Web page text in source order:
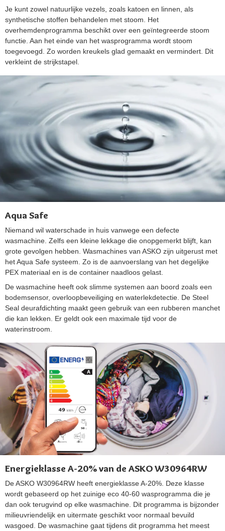
Je kunt zowel natuurlijke vezels, zoals katoen en linnen, als
synthetische stoffen behandelen met stoom. Het
overhemdenprogramma beschikt over een geïntegreerde stoom
functie. Aan het einde van het wasprogramma wordt stoom
toegevoegd. Zo worden kreukels glad gemaakt en vermindert. Dit
verkleint de strijkstapel.
Aqua Safe
Niemand wil waterschade in huis vanwege een defecte
wasmachine. Zelfs een kleine lekkage die onopgemerkt blijft, kan
grote gevolgen hebben. Wasmachines van ASKO zijn uitgerust met
het Aqua Safe systeem. Zo is de aanvoerslang van het degelijke
PEX materiaal en is de container naadloos gelast.
De wasmachine heeft ook slimme systemen aan boord zoals een
bodemsensor, overloopbeveiliging en waterlekdetectie. De Steel
Seal deurafdichting maakt geen gebruik van een rubberen manchet
die kan lekken. Er geldt ook een maximale tijd voor de
waterinstroom.
Energieklasse A-20% van de ASKO W30964RW
De ASKO W30964RW heeft energieklasse A-20%. Deze klasse
wordt gebaseerd op het zuinige eco 40-60 wasprogramma die je
dan ook terugvind op elke wasmachine. Dit programma is bijzonder
milieuvriendelijk en uitermate geschikt voor normaal bevuild
wasgoed. De wasmachine gaat tijdens dit programma het meest